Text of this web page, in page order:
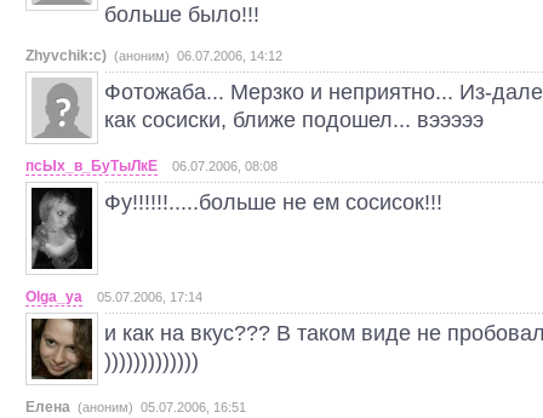
больше было!!!
Zhyvchik:c) (аноним) 06.07.2006, 14:12
Фотожаба... Мерзко и неприятно... Из-
как сосиски, ближе подошел... вэээээ
псЫх_в_БуТыЛкЕ 06.07.2006, 08:08
Фу!!!!!!.....больше не ем сосисок!!!
Olga_ya 05.07.2006, 17:14
и как на вкус??? В таком виде не
)))))))))))))
Елена (аноним) 05.07.2006, 16:51